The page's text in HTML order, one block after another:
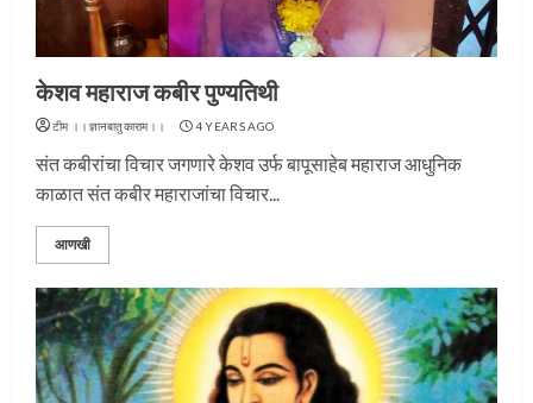
केशव महाराज कबीर पुण्यतिथी
टीम ।।ज्ञानबातुकाराम।। 4 YEARS AGO
संत कबीरांचा विचार जगणारे केशव उर्फ बापूसाहेब महाराज आधुनिक
काळात संत कबीर महाराजांचा विचार...
आणखी